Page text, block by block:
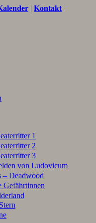
| Kontakt
1
2
3
von Ludovicum
– Deadwood
Gefährtinnen